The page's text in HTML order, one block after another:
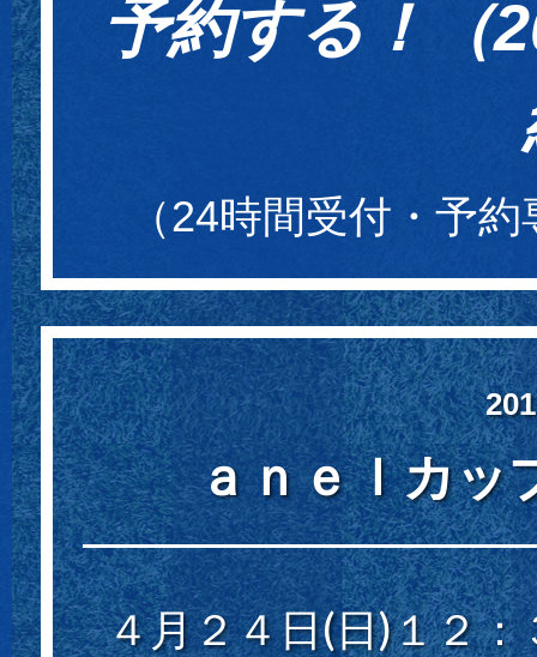
予約する！（
（24時間受付・予
ａｎｅｌカ
４月２４日(日)１２